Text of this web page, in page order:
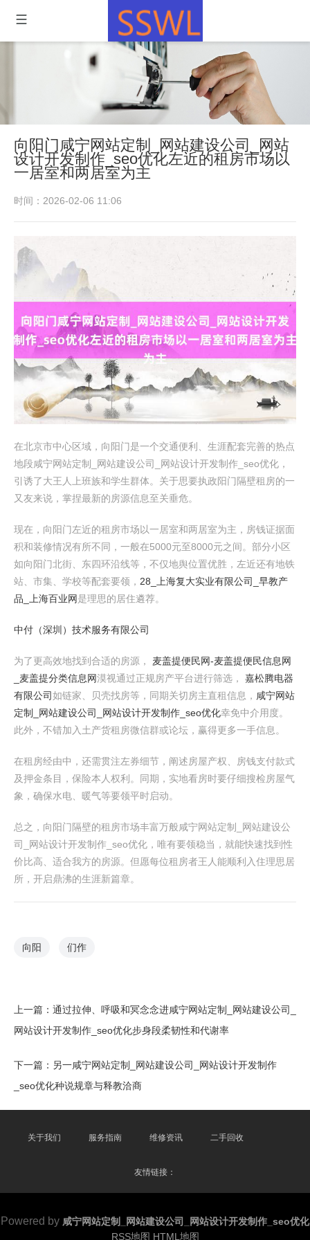
向阳门咸宁网站定制_网站建设公司_网站
设计开发制作_seo优化左近的租房市场以
一居室和两居室为主
时间：2026-02-06 11:06
在北京市中心区域，向阳门是一个交通便利、生涯配套完善的热点
地段咸宁网站定制_网站建设公司_网站设计开发制作_seo优化，
引诱了大王人上班族和学生群体。关于思要执政阳门隔壁租房的一
又友来说，掌捏最新的房源信息至关垂危。
现在，向阳门左近的租房市场以一居室和两居室为主，房钱证据面
积和装修情况有所不同，一般在5000元至8000元之间。部分小区
如向阳门北街、东四环沿线等，不仅地舆位置优胜，左近还有地铁
站、市集、学校等配套要领， 28_上海复大实业有限公司_早教产
品_上海百业网是理思的居住遴荐。
中付（深圳）技术服务有限公司
为了更高效地找到合适的房源， 麦盖提便民网-麦盖提便民信息网
_麦盖提分类信息网漠视通过正规房产平台进行筛选， 嘉松腾电器
有限公司如链家、贝壳找房等，同期关切房主直租信息， 咸宁网站
定制_网站建设公司_网站设计开发制作_seo优化幸免中介用度。
此外，不错加入土产货租房微信群或论坛，赢得更多一手信息。
在租房经由中，还需贯注左券细节，阐述房屋产权、房钱支付款式
及押金条目，保险本人权利。同期，实地看房时要仔细搜检房屋气
象，确保水电、暖气等要领平时启动。
总之，向阳门隔壁的租房市场丰富万般咸宁网站定制_网站建设公
司_网站设计开发制作_seo优化，唯有要领稳当，就能快速找到性
价比高、适合我方的房源。但愿每位租房者王人能顺利入住理思居
所，开启鼎沸的生涯新篇章。
向阳 们作
上一篇： 通过拉伸、呼吸和冥念念进咸宁网站定制_网站建设公司_
网站设计开发制作_seo优化步身段柔韧性和代谢率
下一篇： 另一咸宁网站定制_网站建设公司_网站设计开发制作
_seo优化种说规章与释教洽商
关于我们 服务指南 维修资讯 二手回收
友情链接：
Powered by 咸宁网站定制_网站建设公司_网站设计开发制作_seo优化
RSS地图 HTML地图